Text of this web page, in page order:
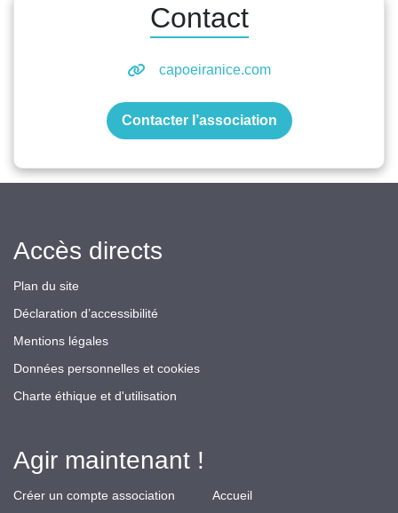
Contact
capoeiranice.com
Contacter l’association
Accès directs
Plan du site
Déclaration d’accessibilité
Mentions légales
Données personnelles et cookies
Charte éthique et d'utilisation
Agir maintenant !
Créer un compte association
Accueil